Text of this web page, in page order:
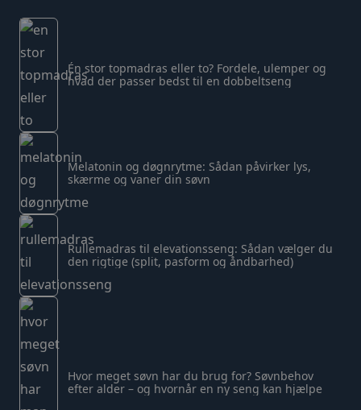
Én stor topmadras eller to? Fordele, ulemper og
hvad der passer bedst til en dobbeltseng
Melatonin og døgnrytme: Sådan påvirker lys,
skærme og vaner din søvn
Rullemadras til elevationsseng: Sådan vælger du
den rigtige (split, pasform og åndbarhed)
Hvor meget søvn har du brug for? Søvnbehov
efter alder – og hvornår en ny seng kan hjælpe